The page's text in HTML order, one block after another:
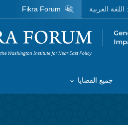
Toggle List of
جميع القضايا
اللغة العربية Fikra Forum